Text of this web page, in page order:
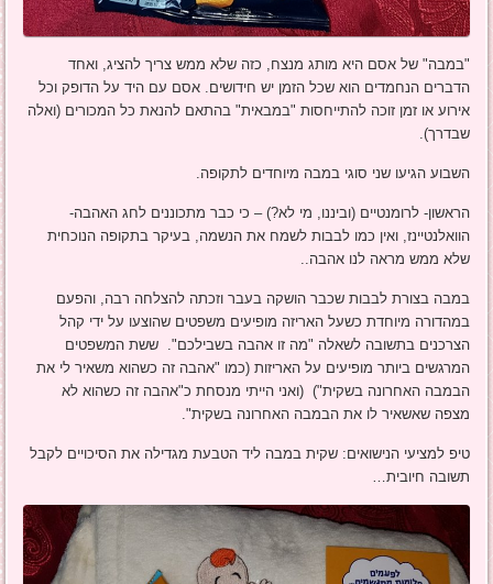
"במבה" של אסם היא מותג מנצח, כזה שלא ממש צריך להציג, ואחד
הדברים הנחמדים הוא שכל הזמן יש חידושים. אסם עם היד על הדופק וכל
אירוע או זמן זוכה להתייחסות "במבאית" בהתאם להנאת כל המכורים (ואלה
שבדרך).
השבוע הגיעו שני סוגי במבה מיוחדים לתקופה.
הראשון- לרומנטיים (וביננו, מי לא?) – כי כבר מתכוננים לחג האהבה-
הוואלנטיינז, ואין כמו לבבות לשמח את הנשמה, בעיקר בתקופה הנוכחית
שלא ממש מראה לנו אהבה..
במבה בצורת לבבות שכבר הושקה בעבר וזכתה להצלחה רבה, והפעם
במהדורה מיוחדת כשעל האריזה מופיעים משפטים שהוצעו על ידי קהל
הצרכנים בתשובה לשאלה "מה זו אהבה בשבילכם". ששת המשפטים
המרגשים ביותר מופיעים על האריזות (כמו "אהבה זה כשהוא משאיר לי את
הבמבה האחרונה בשקית") (ואני הייתי מנסחת כ"אהבה זה כשהוא לא
מצפה שאשאיר לו את הבמבה האחרונה בשקית".
טיפ למציעי הנישואים: שקית במבה ליד הטבעת מגדילה את הסיכויים לקבל
תשובה חיובית…